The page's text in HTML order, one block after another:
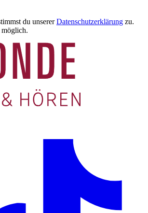
du unserer Datenschutzerklärung zu.